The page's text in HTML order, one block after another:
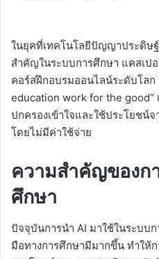
ในยุคที่เทคโนโลยีปัญญาประดิษ
สำคัญในระบบการศึกษา แคสเป
คอร์สฝึกอบรมออนไลน์ระดับโลก
education work for the good”
ปกครองเข้าใจและใช้ประโยชน์
โดยไม่มีค่าใช้จ่าย
ความสำคัญของก
ศึกษา
ปัจจุบันการนำ AI มาใช้ในระบบ
มือทางการศึกษามีมากขึ้น ทำให้